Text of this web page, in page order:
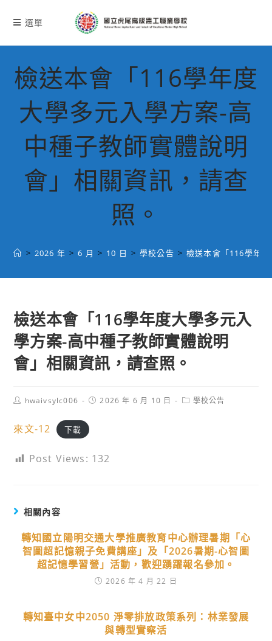
選單
檢送本會「116學年度
大學多元入學方案-高
中種子教師實體說明
會」相關資訊，請查
照。
> 2026 年 > 6 月 > 10 日 > 學校公告 > 檢送本會「116學年
檢送本會「116學年度大學多元入
學方案-高中種子教師實體說明
會」相關資訊，請查照。
Posthwaivsylc006
Post2026 年 6 月 10 日
Post學校公告
來文-12 下載
Post Views: 132
相關內容
轉知國立陽明交通大學推廣教育中心辦理暑期「心
智圖超記憶親子免費講座」及「2026暑期-心智圖
超記憶學習營」活動，歡迎踴躍報名參加。
2026 年 4 月 22 日
轉知臺中女中2050 淨零排放政策系列：林業發展
與轉型實察活